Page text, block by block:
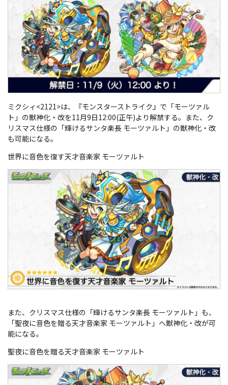
ミクシィ<2121>は、『モンスターストライク』で「モーツァル
ト」の獣神化・改を11月9日12:00(正午)より解禁する。また、ク
リスマス仕様の「輝けるサンタ楽長 モーツァルト」の獣神化・改
も可能になる。
世界に音色を復す天才音楽家 モーツァルト
また、クリスマス仕様の「輝けるサンタ楽長 モーツァルト」も、
「聖夜に音色を贈る天才音楽家 モーツァルト」へ獣神化・改が可
能になる。
聖夜に音色を贈る天才音楽家 モーツァルト